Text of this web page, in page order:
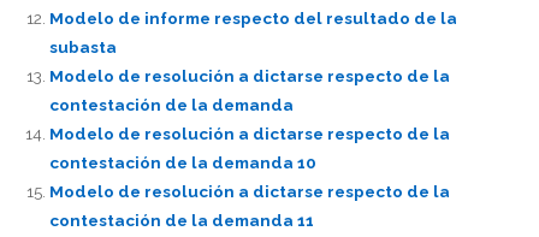
Modelo de informe respecto del resultado de la
subasta
Modelo de resolución a dictarse respecto de la
contestación de la demanda
Modelo de resolución a dictarse respecto de la
contestación de la demanda 10
Modelo de resolución a dictarse respecto de la
contestación de la demanda 11